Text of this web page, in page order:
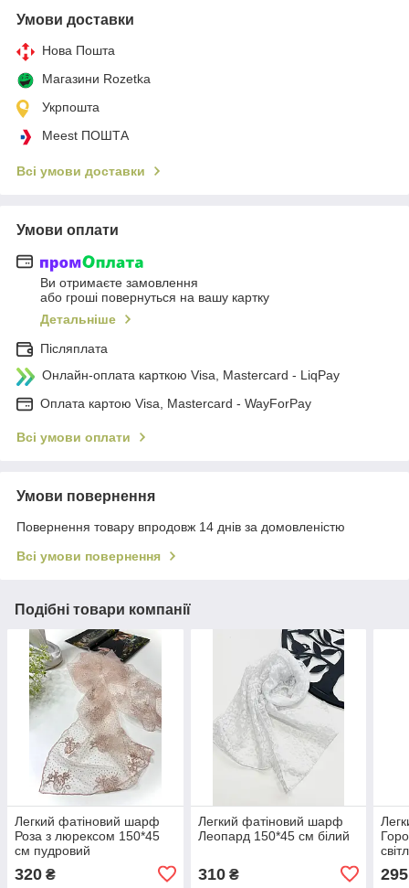
Умови доставки
Нова Пошта
Магазини Rozetka
Укрпошта
Meest ПОШТА
Всі умови доставки
Умови оплати
Ви отримаєте замовлення
або гроші повернуться на вашу картку
Детальніше
Післяплата
Онлайн-оплата карткою Visa, Mastercard - LiqPay
Оплата картою Visa, Mastercard - WayForPay
Всі умови оплати
Умови повернення
Повернення товару впродовж 14 днів за домовленістю
Всі умови повернення
Подібні товари компанії
Легкий фатіновий шарф
Роза з люрексом 150*45
см пудровий
320 ₴
Легкий фатіновий шарф
Леопард 150*45 см білий
310₴ 295